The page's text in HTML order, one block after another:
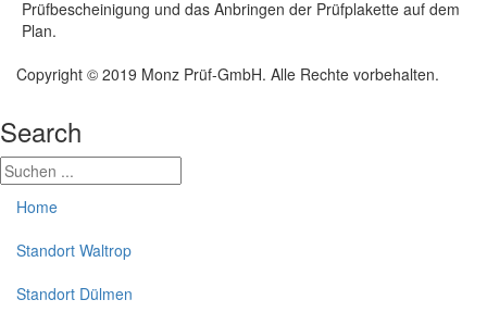
Prüfbescheinigung und das Anbringen der Prüfplakette auf dem
Plan.
Copyright © 2019 Monz Prüf-GmbH. Alle Rechte vorbehalten.
Search
Home
Standort Waltrop
Standort Dülmen